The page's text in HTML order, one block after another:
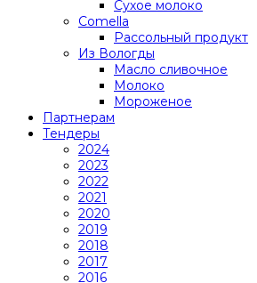
Сухое молоко
Comеlla
Рассольный продукт
Из Вологды
Масло сливочное
Молоко
Мороженое
Партнерам
Тендеры
2024
2023
2022
2021
2020
2019
2018
2017
2016